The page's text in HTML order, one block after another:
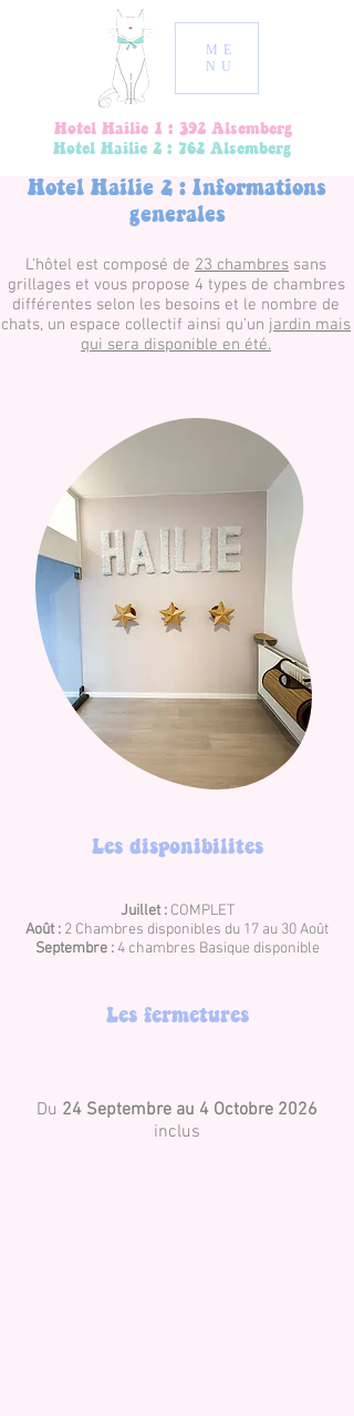
ME
NU
Hotel Hailie 1 : 392 Alsemberg
Hotel Hailie 2 : 762 Alsemberg
Hotel Hailie 2 : Informations
generales
L'hôtel est composé de 23 chambres sans
grillages et vous propose 4 types de chambres
différentes selon les besoins et le nombre de
chats, un espace collectif ainsi qu'un jardin mais
qui sera disponible en été.
Les disponibilites
Juillet : COMPLET
Août : 2 Chambres disponibles du 17 au 30 Août
Septembre :4 chambres Basique disponible
Les fermetures
Du 24 Septembre au 4 Octobre 2026
inclus